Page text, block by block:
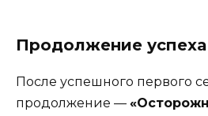
Продолжение успеха
После успешного первого
продолжение —